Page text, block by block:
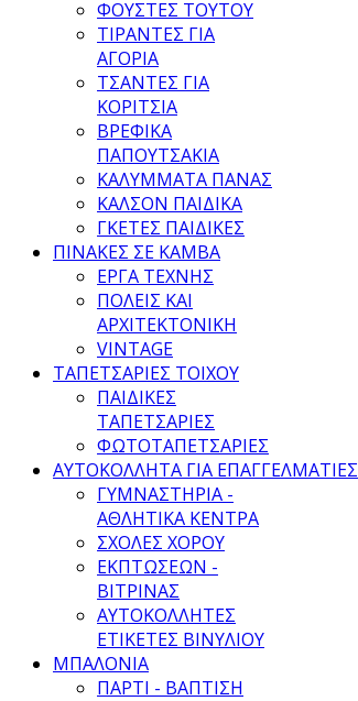
ΦΟΥΣΤΕΣ ΤΟΥΤΟΥ
ΤΙΡΑΝΤΕΣ ΓΙΑ
ΑΓΟΡΙΑ
ΤΣΑΝΤΕΣ ΓΙΑ
ΚΟΡΙΤΣΙΑ
ΒΡΕΦΙΚΑ
ΠΑΠΟΥΤΣΑΚΙΑ
ΚΑΛΥΜΜΑΤΑ ΠΑΝΑΣ
ΚΑΛΣΟΝ ΠΑΙΔΙΚΑ
ΓΚΕΤΕΣ ΠΑΙΔΙΚΕΣ
ΠΙΝΑΚΕΣ ΣΕ ΚΑΜΒΑ
ΕΡΓΑ ΤΕΧΝΗΣ
ΠΟΛΕΙΣ ΚΑΙ
ΑΡΧΙΤΕΚΤΟΝΙΚΗ
VINTAGE
ΤΑΠΕΤΣΑΡΙΕΣ ΤΟΙΧΟΥ
ΠΑΙΔΙΚΕΣ
ΤΑΠΕΤΣΑΡΙΕΣ
ΦΩΤΟΤΑΠΕΤΣΑΡΙΕΣ
ΑΥΤΟΚΟΛΛΗΤΑ ΓΙΑ ΕΠΑΓΓΕΛΜΑΤΙΕΣ
ΓΥΜΝΑΣΤΗΡΙΑ -
ΑΘΛΗΤΙΚΑ ΚΕΝΤΡΑ
ΣΧΟΛΕΣ ΧΟΡΟΥ
ΕΚΠΤΩΣΕΩΝ -
ΒΙΤΡΙΝΑΣ
ΑΥΤΟΚΟΛΛΗΤΕΣ
ΕΤΙΚΕΤΕΣ ΒΙΝΥΛΙΟΥ
ΜΠΑΛΟΝΙΑ
ΠΑΡΤΙ - ΒΑΠΤΙΣΗ